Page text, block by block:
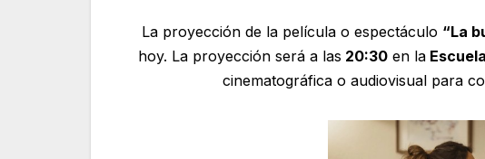
La proyección de la película o espectáculo “La
hoy. La proyección será a las 20:30en la
cinematográfica o audiovisual para